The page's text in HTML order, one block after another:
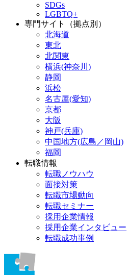
SDGs
LGBTQ+
専門サイト（拠点別）
北海道
東北
北関東
横浜(神奈川)
静岡
浜松
名古屋(愛知)
京都
大阪
神戸(兵庫)
中国地方(広島／岡山)
福岡
転職情報
転職ノウハウ
面接対策
転職市場動向
転職セミナー
採用企業情報
採用企業インタビュー
転職成功事例